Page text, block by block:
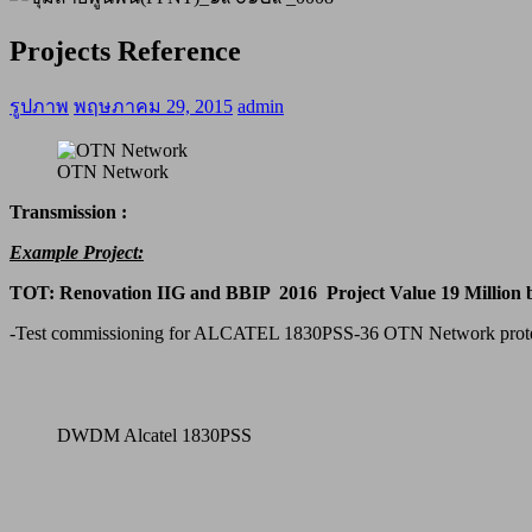
Projects Reference
รูปภาพ พฤษภาคม 29, 2015 admin
OTN Network
Transmission :
Example Project:
TOT: Renovation IIG and BBIP 2016 Project Value 19 Million
-Test commissioning for ALCATEL 1830PSS-36 OTN Network
DWDM Alcatel 1830PSS